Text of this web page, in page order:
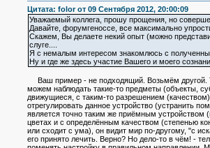
Цитата: folor от 09 Сентября 2012, 20:00:09
Уважаемый коллега, прошу прощения, но
Давайте, форумгеноссе, все максимально
Скажем, Вы делаете некий опыт (можно
слуге....
Я с немалым интересом знакомлюсь с
Ну и где же здесь участие Вашего и моего
Ваш пример - не подходящий. Возьмём другой.
можем наблюдать такие-то предметы (объекты,
движущиеся, с таким-то разрешением
отрегулировать данное устройство (устранить
является точно таким же приёмным
цветах и с определённым качеством (степенью
или сходит с ума), он видит мир по-другому, "с
его принято лечить. Верно? Но дело-то в чём! -